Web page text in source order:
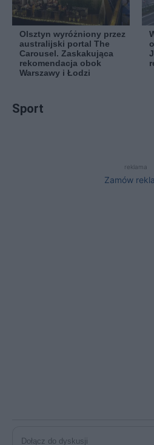
Olsztyn wyróżniony przez
australijski portal The
Carousel. Zaskakująca
rekomendacja obok
Warszawy i Łodzi
Sport
reklama
Zamów